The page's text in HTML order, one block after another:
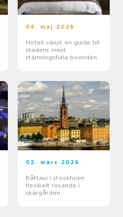
04. maj 2026
Hotell växjö en guide till
stadens mest
stämningsfulla boenden
02. mars 2026
Båttaxi i stockholm
flexibelt resande i
skärgården